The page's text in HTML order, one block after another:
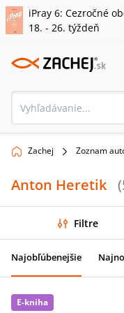
iPray 6: Cezročné
18. - 26. týždeň
Zachej Zoznam
Anton Heretik (
Filtre
Najobľúbenejšie
E-kniha